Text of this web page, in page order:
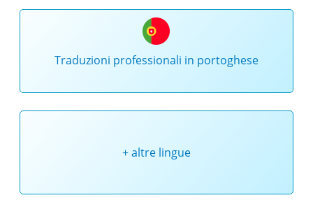
Traduzioni professionali in portoghese
+ altre lingue